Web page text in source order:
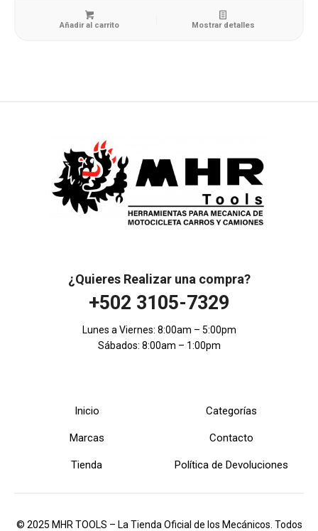
Añadir al carrito Mostrar detalles
¿Quieres Realizar una compra?
+502 3105-7329
Lunes a Viernes: 8:00am – 5:00pm
Sábados: 8:00am – 1:00pm
Inicio Categorías
Marcas Contacto
Tienda Política de Devoluciones
© 2025 MHR TOOLS – La Tienda Oficial de los Mecánicos. Todos